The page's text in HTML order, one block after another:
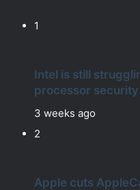
1
Intel is still
processor
3 weeks ago
2
Apple cuts